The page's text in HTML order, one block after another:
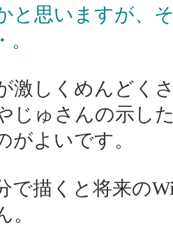
と思いますが、
激しくめんどく
じゅさんの示し
がよいです。
で描くと将来の
。